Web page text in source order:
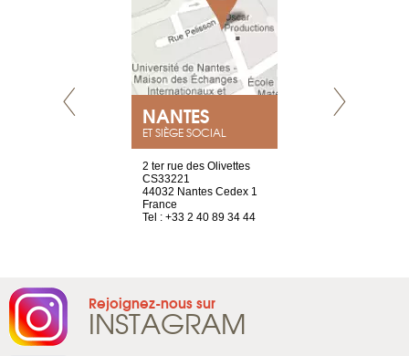
NANTES
ET SIÈGE SOCIAL
2 ter rue des Olivettes
CS33221
44032 Nantes Cedex 1
France
Tel : +33 2 40 89 34 44
Rejoignez-nous sur
INSTAGRAM